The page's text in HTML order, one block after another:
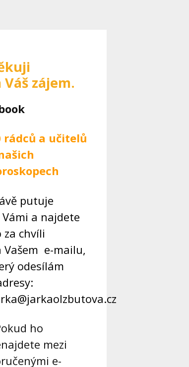
Váš zájem.
rádců a učitelů
putuje
Vámi a najdete
za chvíli
Vašem e-mailu,
odesílám
ho
mezi
e-